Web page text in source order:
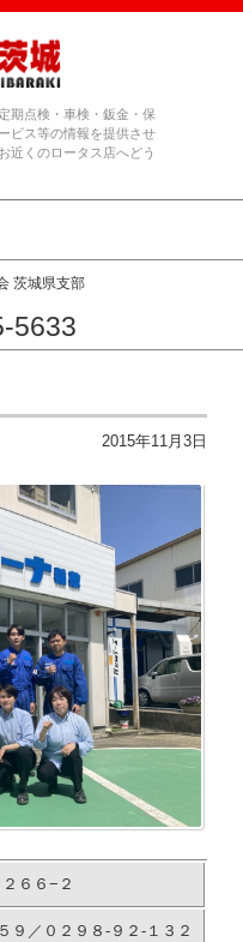
期点検・車検・鈑金・保
ビス等の情報を提供させ
近くのロータス店へどう
茨城県支部
5633
2015年11月3日
６６−２
９／０２９８-９２-１３２